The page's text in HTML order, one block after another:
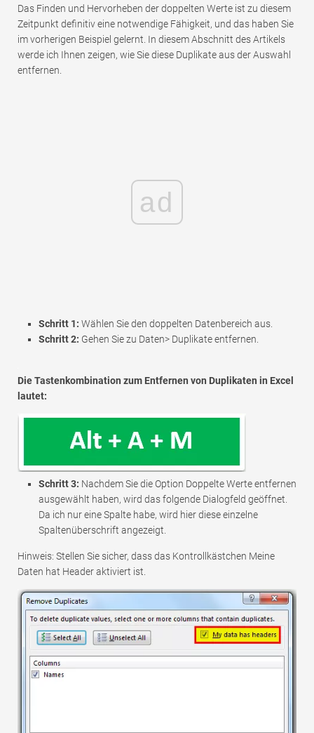
Das Finden und Hervorheben der doppelten Werte ist zu diesem
Zeitpunkt definitiv eine notwendige Fähigkeit, und das haben Sie
im vorherigen Beispiel gelernt. In diesem Abschnitt des Artikels
werde ich Ihnen zeigen, wie Sie diese Duplikate aus der Auswahl
entfernen.
ad
Schritt 1: Wählen Sie den doppelten Datenbereich aus.
Schritt 2: Gehen Sie zu Daten> Duplikate entfernen.
Die Tastenkombination zum Entfernen von Duplikaten in Excel
lautet:
Schritt 3: Nachdem Sie die Option Doppelte Werte entfernen
ausgewählt haben, wird das folgende Dialogfeld geöffnet.
Da ich nur eine Spalte habe, wird hier diese einzelne
Spaltenüberschrift angezeigt.
Hinweis: Stellen Sie sicher, dass das Kontrollkästchen Meine
Daten hat Header aktiviert ist.